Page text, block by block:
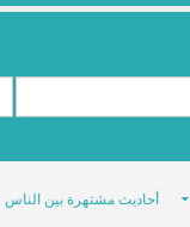
أحاديث مشتهرة بين الناس